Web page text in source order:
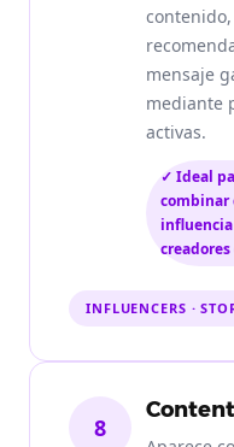
mensaje
mediante
activas.
✓ Ideal
combinar
INFLUENCERS ·
8